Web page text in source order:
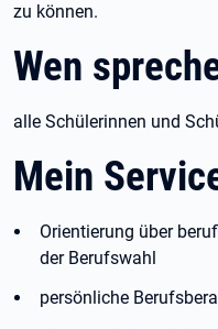
zu können.
Wen
alle Schülerinnen und
Mein
Orientierung über
der Berufswahl
persönliche